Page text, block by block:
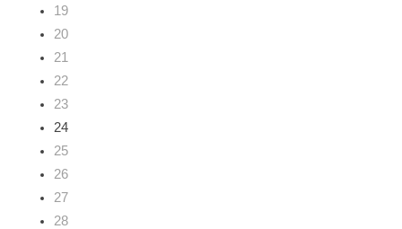
19
20
21
22
23
24
25
26
27
28